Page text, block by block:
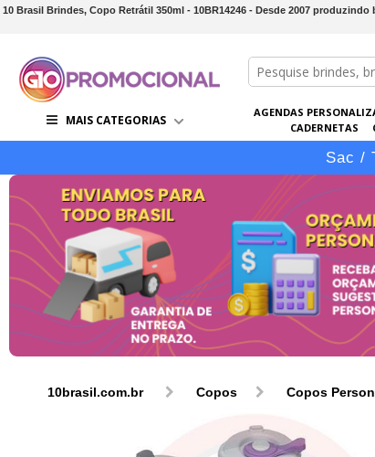
10 Brasil Brindes, Copo Retrátil 350ml - 10BR14246 - Desde 2007
MAIS CATEGORIAS
AGENDAS
CADERNETAS
CONJUNTOS DE
Sac /
10brasil.com.br Copos Copos